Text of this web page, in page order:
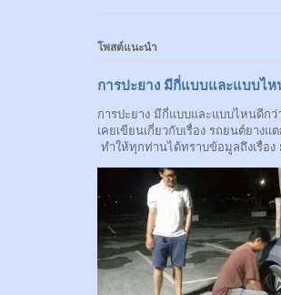
โพสต์แนะนำ
การปะยาง มีกี่แบบและแบบไ
การปะยาง มีกี่แบบและแบบไหนดีก
เคยเขียนเกี่ยวกับเรื่อง รถยนต์ยางแ
ทำให้ทุกท่านได้ทราบข้อมูลถึงเรื่อ